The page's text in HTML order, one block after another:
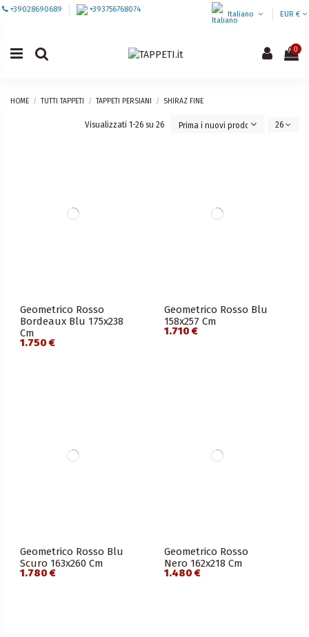
+39028690689 +393756768074
Italiano EUR €
0
HOME TUTTI TAPPETI TAPPETI PERSIANI SHIRAZ FINE
Visualizzati 1-26 su 26 Prima i nuovi prodotti 26
Geometrico Rosso
Bordeaux Blu 175x238
Cm
1.750 €
Geometrico Rosso Blu
158x257 Cm
1.710 €
Geometrico Rosso Blu
Scuro 163x260 Cm
1.780 €
Geometrico Rosso
Nero 162x218 Cm
1.480 €